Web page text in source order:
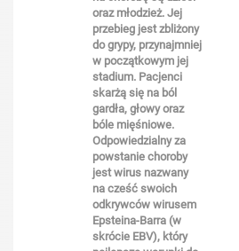
oraz młodzież. Jej
przebieg jest zbliżony
do grypy, przynajmniej
w początkowym jej
stadium. Pacjenci
skarżą się na ból
gardła, głowy oraz
bóle mięśniowe.
Odpowiedzialny za
powstanie choroby
jest wirus nazwany
na cześć swoich
odkrywców wirusem
Epsteina-Barra (w
skrócie EBV), który